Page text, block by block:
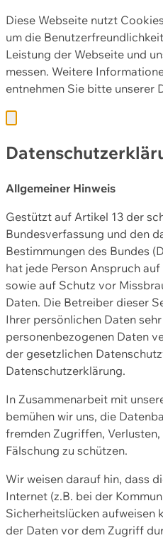
Diese Webseite nutzt
um die
Leistung der Webseite und
messen. Weitere
entnehmen Sie bitte unserer
Allgemeiner Hinweis
Gestützt auf Artikel 13 der
Bundesverfassung und den
Bestimmungen des Bundes
hat jede Person Anspruch
sowie auf Schutz vor
Daten. Die Betreiber dieser
Ihrer persönlichen Daten
personenbezogenen Daten
der gesetzlichen
Datenschutzerklärung.
In Zusammenarbeit mit
bemühen wir uns, die
fremden Zugriffen,
Fälschung zu schützen.
Wir weisen darauf hin, dass
Internet (z.B. bei der
Sicherheitslücken aufweisen
der Daten vor dem Zugriff